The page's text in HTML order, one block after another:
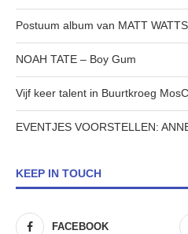
Postuum album van MATT
NOAH TATE – Boy Gum
Vijf keer talent in Buurtkroeg
EVENTJES VOORSTELLEN:
KEEP IN TOUCH
FACEBOOK